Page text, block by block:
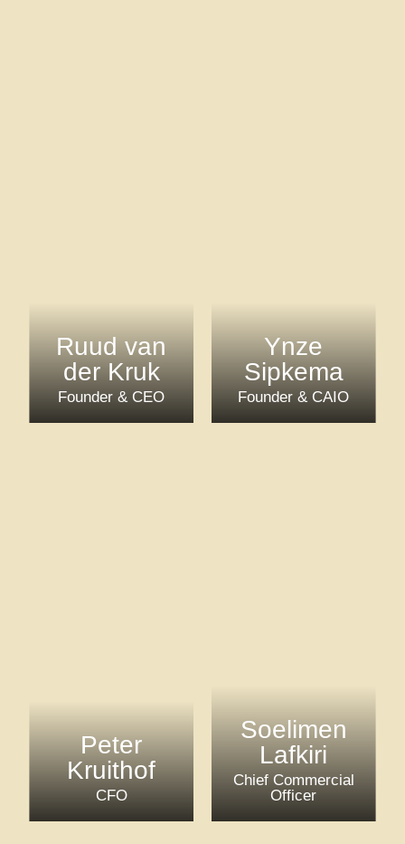
Ruud van
der Kruk
Founder & CEO
Ynze
Sipkema
Founder & CAIO
Peter
Kruithof
CFO
Soelimen
Lafkiri
Chief Commercial
Officer